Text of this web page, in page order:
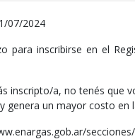
07/2024
para inscribirse en el
inscripto/a, no tenés
genera un mayor costo en